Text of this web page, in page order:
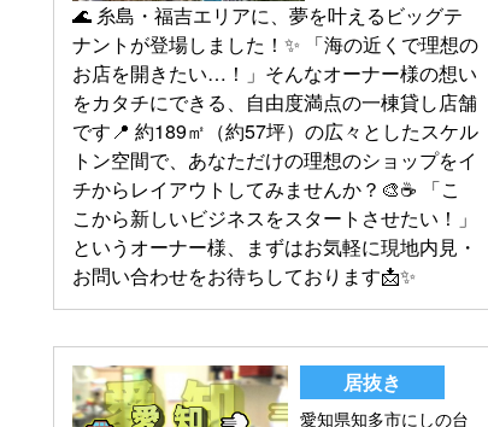
🌊 糸島・福吉エリアに、夢を叶えるビッグテ
ナントが登場しました！✨ 「海の近くで理想の
お店を開きたい…！」そんなオーナー様の想い
をカタチにできる、自由度満点の一棟貸し店舗
です📍 約189㎡（約57坪）の広々としたスケル
トン空間で、あなただけの理想のショップをイ
チからレイアウトしてみませんか？🎨☕️ 「こ
こから新しいビジネスをスタートさせたい！」
というオーナー様、まずはお気軽に現地内見・
お問い合わせをお待ちしております📩✨
居抜き
愛知県知多市にしの台